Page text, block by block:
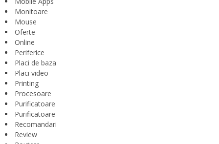
Monitoare
Mouse
Oferte
Online
Periferice
Placi de baza
Placi video
Printing
Procesoare
Purificatoare
Purificatoare
Recomandari
Review